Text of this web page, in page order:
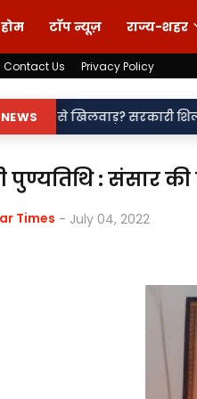
होम टॉप न्यूज़ राज्य-शहर
Contact Us Privacy Policy
शिलापट्टों पर 'किरन' के
पुण्यतिथि : संसार
Times - July 04, 2022